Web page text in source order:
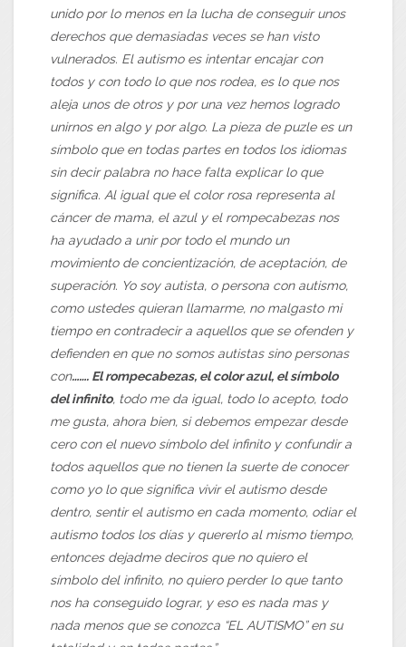
unido por lo menos en la lucha de conseguir unos
derechos que demasiadas veces se han visto
vulnerados. El autismo es intentar encajar con
todos y con todo lo que nos rodea, es lo que nos
aleja unos de otros y por una vez hemos logrado
unirnos en algo y por algo. La pieza de puzle es un
símbolo que en todas partes en todos los idiomas
sin decir palabra no hace falta explicar lo que
significa. Al igual que el color rosa representa al
cáncer de mama, el azul y el rompecabezas nos
ha ayudado a unir por todo el mundo un
movimiento de concientización, de aceptación, de
superación. Yo soy autista, o persona con autismo,
como ustedes quieran llamarme, no malgasto mi
tiempo en contradecir a aquellos que se ofenden y
defienden en que no somos autistas sino personas
con……. El rompecabezas, el color azul, el símbolo
del infinito, todo me da igual, todo lo acepto, todo
me gusta, ahora bien, si debemos empezar desde
cero con el nuevo símbolo del infinito y confundir a
todos aquellos que no tienen la suerte de conocer
como yo lo que significa vivir el autismo desde
dentro, sentir el autismo en cada momento, odiar el
autismo todos los días y quererlo al mismo tiempo,
entonces dejadme deciros que no quiero el
símbolo del infinito, no quiero perder lo que tanto
nos ha conseguido lograr, y eso es nada mas y
nada menos que se conozca “EL AUTISMO” en su